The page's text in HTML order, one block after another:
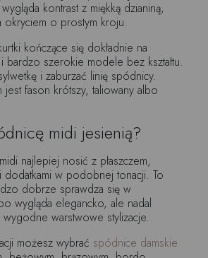
kontrast z miękką dzianiną,
okryciem o prostym kroju.
kończące się dokładnie na
szerokie modele bez kształtu.
i zaburzać linię spódnicy.
jest fason krótszy, taliowany albo
midi jesienią?
najlepiej nosić z płaszczem,
dodatkami w podobnej tonacji. To
dobrze sprawdza się w
wygląda elegancko, ale nadal
warstwowe stylizacje.
możesz wybrać spódnice damskie